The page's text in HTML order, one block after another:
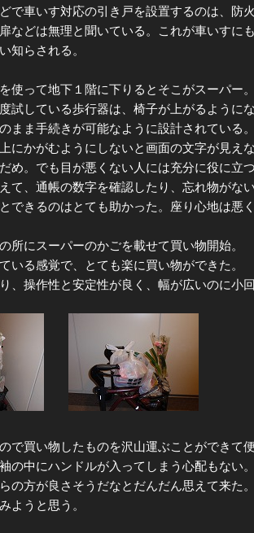
で車いす対応の引き戸を設置するのは、防
などは無理と聞いている。これが車いすに
知らされる。
使って地下１階に下りるとそこがスーパー
試している歩行器は、椅子が上がるように
まま手続きが可能なように設計されている
にかがむようにしないと画面の文字が見え
め。でも目が悪くない人には充分に役に立
て、通帳の数字を確認したり、忘れ物がな
できるのはとても助かった。座り心地は悪
所にスーパーのかごを載せて買い物開始。
いる感覚で、とても楽に買い物ができた。
、操作性と安定性が良く、幅が広いのに小
で買い物したものを沢山運ぶことができて
の中にハンドルが入ってしまう心配もない。
の方が良さそうだなとだんだん思えて来た
ようと思う。